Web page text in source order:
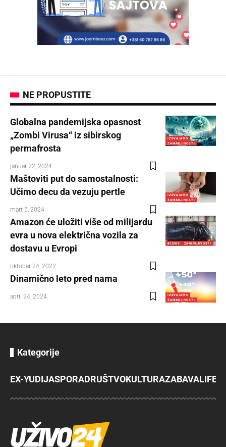
NE PROPUSTITE
IZDVAJAMO
ZANIMLJIVOSTI
Globalna pandemijska opasnost
„Zombi Virusa“ iz sibirskog
permafrosta
januar 22, 2024
IZDVAJAMO
ZANIMLJIVOSTI
Maštoviti put do samostalnosti:
Učimo decu da vezuju pertle
mart 5, 2024
BIZNIS ZANIMLJIVOSTI
Amazon će uložiti više od milijardu
evra u nova električna vozila za
dostavu u Evropi
oktobar 24, 2022
IZDVAJAMO
ZANIMLJIVOSTI
Dinamično leto pred nama
april 24, 2024
Kategorije
EX-YUDIJASPORADRUŠTVOKULTURAZABAVA